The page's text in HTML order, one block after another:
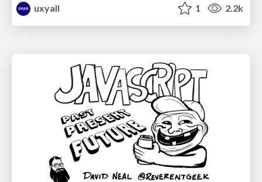
uxyall
1 2.2k